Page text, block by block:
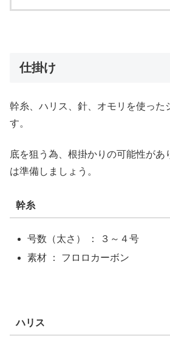
仕掛け
幹糸、ハリス、針、オモリを使った
す。
底を狙う為、根掛かりの可能性があ
は準備しましょう。
幹糸
号数（太さ） ： ３～４号
素材 ： フロロカーボン
ハリス